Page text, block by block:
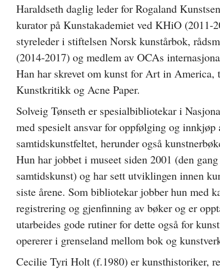
Haraldseth daglig leder for Rogaland
kurator på Kunstakademiet ved KHiO (2011-
styreleder i stiftelsen Norsk kunstårbok,
(2014-2017) og medlem av OCAs
Han har skrevet om kunst for Art in
Kunstkritikk og Acne Paper.
Solveig Tønseth er spesialbibliotekar i
med spesielt ansvar for oppfølging og
samtidskunstfeltet, herunder også
Hun har jobbet i museet siden 2001 (den
samtidskunst) og har sett utviklingen innen
siste årene. Som bibliotekar jobber hun med
registrering og gjenfinning av bøker og er
utarbeides gode rutiner for dette også for
opererer i grenseland mellom bok og
Cecilie Tyri Holt (f.1980) er kunsthistoriker,